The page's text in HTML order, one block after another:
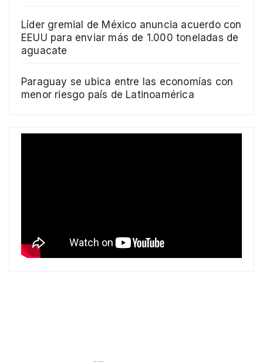
Líder gremial de México anuncia acuerdo con
EEUU para enviar más de 1.000 toneladas de
aguacate
Paraguay se ubica entre las economías con
menor riesgo país de Latinoamérica